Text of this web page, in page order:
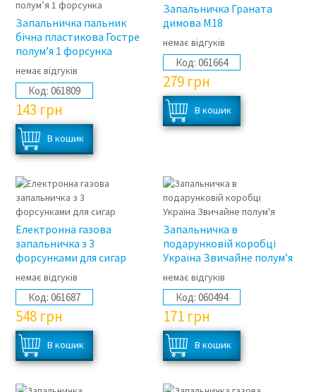
Запальничка пальник
бічна пластикова Гостре
полум’я 1 форсунка
немає відгуків
Код: 061809
143 грн
Запальничка Граната
димова М18
немає відгуків
Код: 061664
279 грн
Електронна газова
запальничка з 3
форсунками для сигар
немає відгуків
Код: 061687
548 грн
Запальничка в
подарунковій коробці
Україна Звичайне полум’я
немає відгуків
Код: 060494
171 грн